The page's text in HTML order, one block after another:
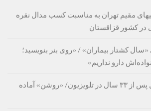
مقیم تهران به مناسبت کسب مدال نقره
در کشور قزاقستان
کشتار بیماران» / «روی بنر بنویسید؛
دارو نداریم»
اجرای حسین پاکدل پس از ۳۳ سال در تلویزیون/ «روشن» آماده